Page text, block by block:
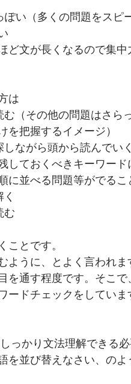
ぽい（多くの問題をスピ
ど文が長くなるので集中
は
（その他の問題はさら
を把握するイメージ）
ながら頭から読んでいく
ておくべきキーワード
べる問題等がでるこ
む
ことです。
ように、とよく言われ
を通す程度です。そこ
ドチェックをしていま
っかり文法理解できる
を並び替えなさい、のよ